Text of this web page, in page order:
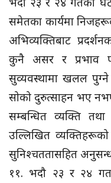
समेतका कार्यमा
अभिव्यक्तिबाट
कुनै असर र प्रभाव
सुव्यवस्थामा खलल
सोको दुरुत्साहन भए
सम्बन्धित व्यक्ति
उल्लिखित
सुनिश्चततासहित
११. भदौ २३ र २४